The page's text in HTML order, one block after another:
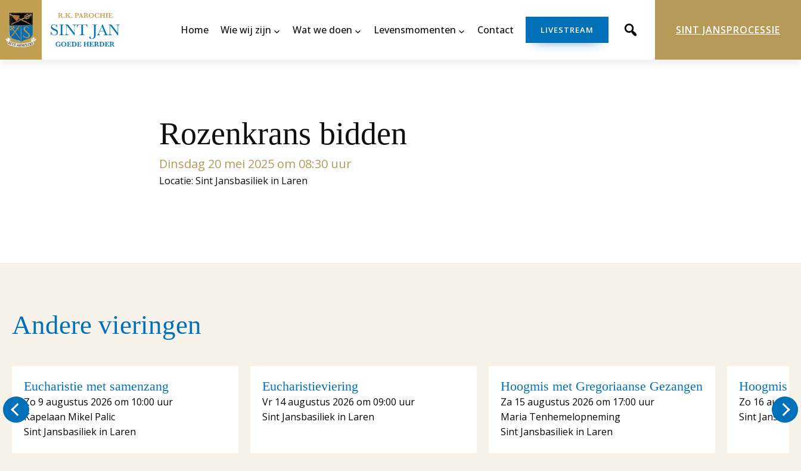
Home Wie wij zijn Wat we doen Levensmomenten Contact LIVESTREAM SINT JANSPROCESSIE
Rozenkrans bidden
Dinsdag 20 mei 2025 om 08:30 uur
Locatie: Sint Jansbasiliek in Laren
Andere vieringen
Eucharistie met samenzang
Zo 9 augustus 2026 om 10:00 uur
Kapelaan Mikel Palic
Sint Jansbasiliek in Laren
Eucharistieviering
Vr 14 augustus 2026 om 09:00 uur
Sint Jansbasiliek in Laren
Hoogmis met Gregoriaanse Gezangen
Za 15 augustus 2026 om 17:00 uur
Maria Tenhemelopneming
Sint Jansbasiliek in Laren
Hoogmis
Zo 16
Sint